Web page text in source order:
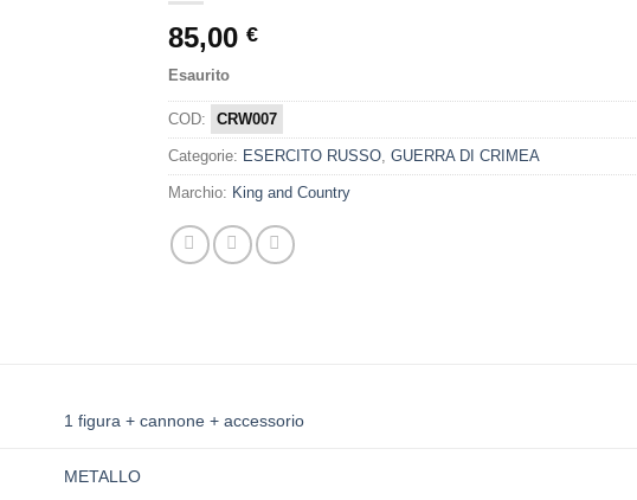
85,00 €
Esaurito
COD: CRW007
Categorie: ESERCITO RUSSO GUERRA DI CRIMEA
Marchio: King and Country
1 figura + cannone + accessorio
METALLO